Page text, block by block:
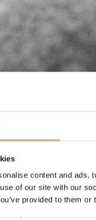
content and ads,
of our site with our
provided to them